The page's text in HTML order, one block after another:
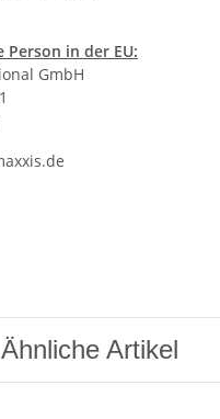
in der EU:
GmbH
Ähnliche Artikel